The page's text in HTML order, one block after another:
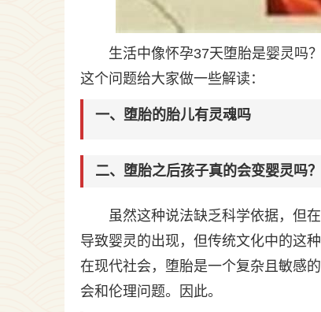
生活中像怀孕37天堕胎是婴灵吗
这个问题给大家做一些解读：
一、堕胎的胎儿有灵魂吗
二、堕胎之后孩子真的会变婴灵吗？
虽然这种说法缺乏科学依据，但
导致婴灵的出现，但传统文化中的这
在现代社会，堕胎是一个复杂且敏感
会和伦理问题。因此。